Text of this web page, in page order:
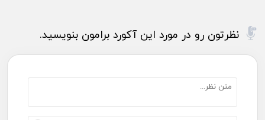
نظرتون رو در مورد این آکورد برامون بنویسید.